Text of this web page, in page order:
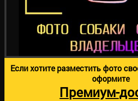
Если хотите разместить фото
оформите
Премиум-